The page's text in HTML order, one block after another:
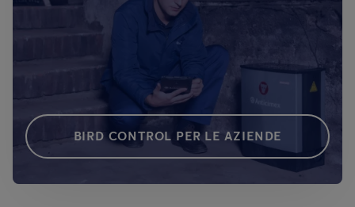
BIRD CONTROL PER LE AZIENDE